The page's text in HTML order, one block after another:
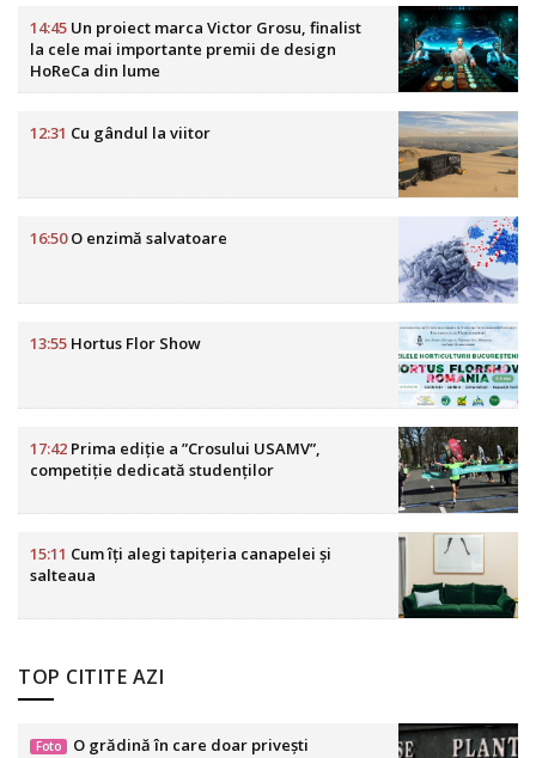
14:45 Un proiect marca Victor Grosu, finalist
la cele mai importante premii de design
HoReCa din lume
12:31 Cu gândul la viitor
16:50O enzimă salvatoare
13:55 Hortus Flor Show
17:42 Prima ediție a ”Crosului USAMV”,
competiție dedicată studenților
15:11 Cum îți alegi tapițeria canapelei și
salteaua
TOP CITITE AZI
Foto O grădină în care doar privești